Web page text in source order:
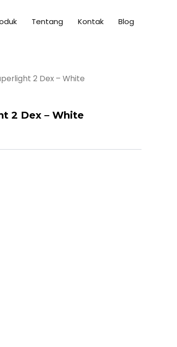
Tentang Kontak Blog
2 Dex – White
2 Dex – White